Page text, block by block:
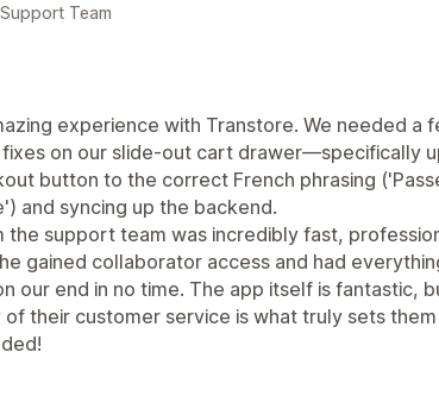
Team
experience with Transtore. We needed a
on our slide-out cart drawer—specifically
button to the correct French phrasing
and syncing up the backend.
the support team was incredibly fast,
gained collaborator access and had
our end in no time. The app itself is fantastic,
of their customer service is what truly sets